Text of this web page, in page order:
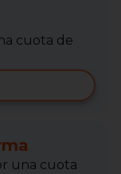
cuota de
una cuota